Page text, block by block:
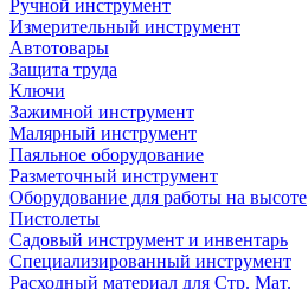
Ручной инструмент
Измерительный инструмент
Автотовары
Защита труда
Ключи
Зажимной инструмент
Малярный инструмент
Паяльное оборудование
Разметочный инструмент
Оборудование для работы на высоте
Пистолеты
Садовый инструмент и инвентарь
Специализированный инструмент
Расходный материал для Стр. Мат.